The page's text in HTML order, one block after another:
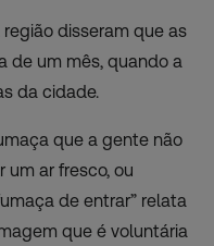
disseram que as
de um mês, quando a
da cidade.
que a gente não
um ar fresco, ou
de entrar” relata
que é voluntária